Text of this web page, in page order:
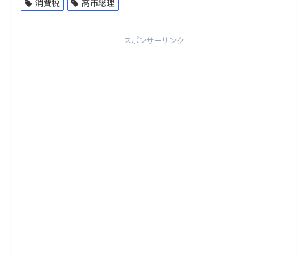
消費税
高市総理
スポンサーリンク